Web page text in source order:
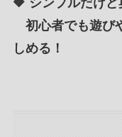
🔶 シンプルだけど
初心者でも遊び
しめる！